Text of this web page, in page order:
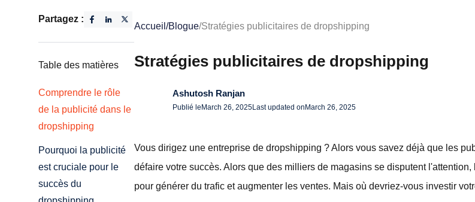
Partagez :
Table des matières
Comprendre le rôle
de la publicité dans le
dropshipping
Pourquoi la publicité
est cruciale pour le
succès du
Accueil /Blogue/Stratégies publicitaires de dropshipping
Stratégies publicitaires de dropshipping
Ashutosh Ranjan
Publié le March 26, 2025Last updated on March 26, 2025
Vous dirigez une entreprise de dropshipping ? Alors vous savez déjà que les
défaire votre succès. Alors que des milliers de magasins se disputent
pour générer du trafic et augmenter les ventes. Mais où devriez-vous investir